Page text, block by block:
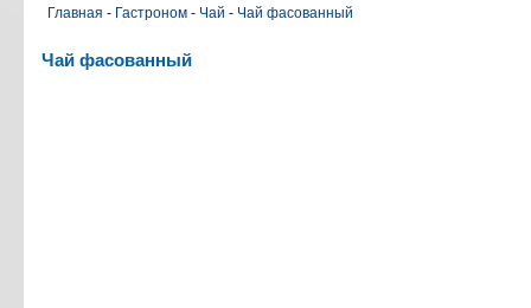
Главная - Гастроном - Чай - Чай фасованный
Чай фасованный